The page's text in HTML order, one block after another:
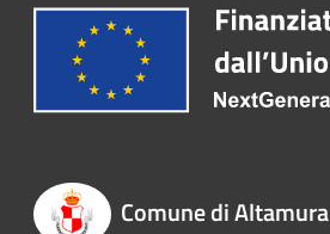
Comune di Altamura